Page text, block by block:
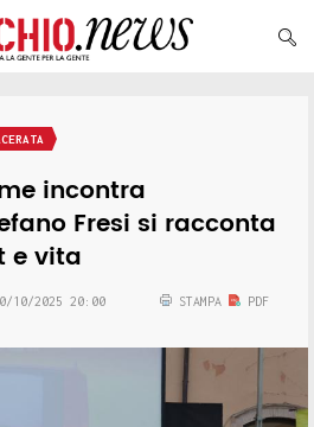
incontra
Fresi si racconta
e vita
10/2025 20:00 STAMPA PDF